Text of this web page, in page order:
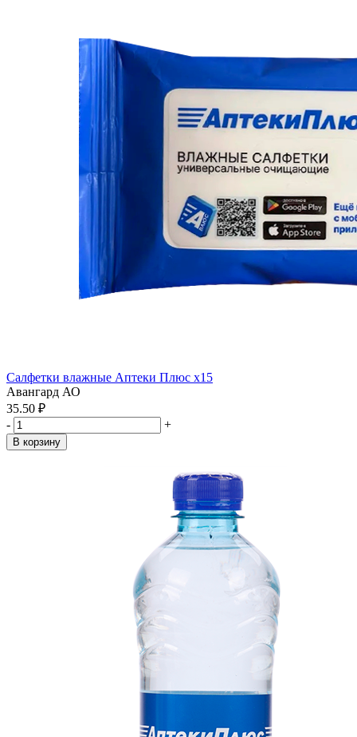
Салфетки влажные Аптеки Плюс x15
Авангард АО
35.50 ₽
-
+
В корзину